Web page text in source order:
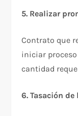
5. Realizar
Contrato que
iniciar
cantidad
6. Tasación